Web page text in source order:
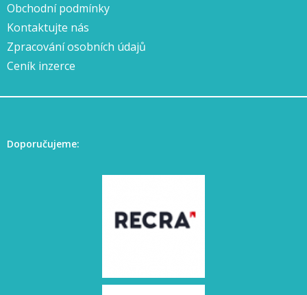
Obchodní podmínky
Kontaktujte nás
Zpracování osobních údajů
Ceník inzerce
Doporučujeme: